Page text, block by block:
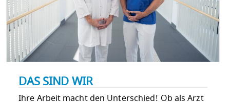
DAS SIND WIR
Ihre Arbeit macht den Unterschied! Ob als Arzt